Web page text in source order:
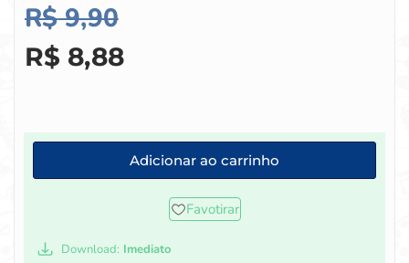
R$9,90
R$ 8,88
Adicionar ao carrinho
Favotirar
Download: Imediato